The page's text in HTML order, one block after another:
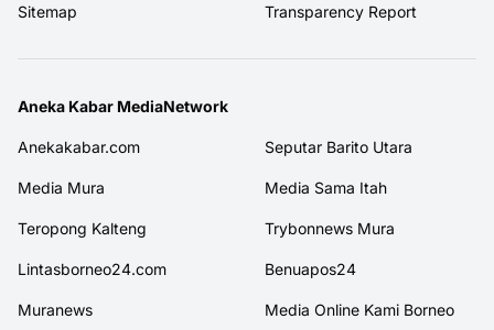
Sitemap Transparency Report
Aneka Kabar MediaNetwork
Anekakabar.com Seputar Barito Utara
Media Mura Media Sama Itah
Teropong Kalteng Trybonnews Mura
Lintasborneo24.com Benuapos24
Muranews Media Online Kami Borneo